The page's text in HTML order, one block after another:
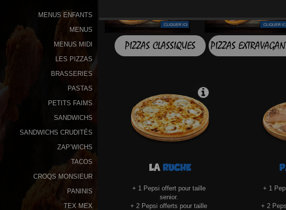
Zones
de
MENUS ENFANTS
MENUS
MENUS MIDI
LES PIZZAS
BRASSERIES
PASTAS
PETITS FAIMS
SANDWICHS
SANDWICHS CRUDITÉS
ZAP’WICHS
TACOS
CROQS MONSIEUR
PANINIS
TEX MEX
PIZZAS CLASSIQUES PIZZAS
LARUCHE
+ 1 Pepsi offert pour taille
senior.
+ 2 Pepsi offerts pour taille
+ 1
+ 2